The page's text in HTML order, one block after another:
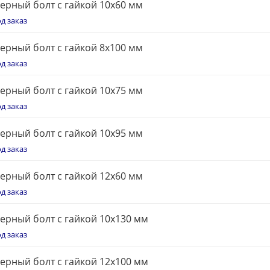
болт с гайкой 10x60 мм
заказ
болт с гайкой 8x100 мм
заказ
болт с гайкой 10x75 мм
заказ
болт с гайкой 10x95 мм
заказ
болт с гайкой 12x60 мм
заказ
болт с гайкой 10x130 мм
заказ
болт с гайкой 12x100 мм